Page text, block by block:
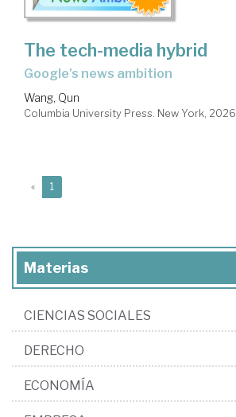
The tech-media hybrid
Google's news ambition
Wang, Qun
Columbia University Press. New York, 2026
« 1
Materias
CIENCIAS SOCIALES
DERECHO
ECONOMÍA